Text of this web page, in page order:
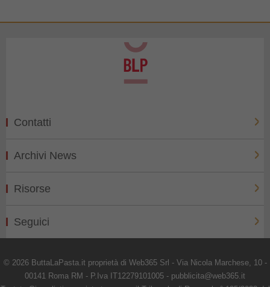
Contatti
Archivi News
Risorse
Seguici
© 2026 ButtaLaPasta.it proprietà di Web365 Srl - Via Nicola Marchese, 10 -
00141 Roma RM - P.Iva IT12279101005 - pubblicita@web365.it